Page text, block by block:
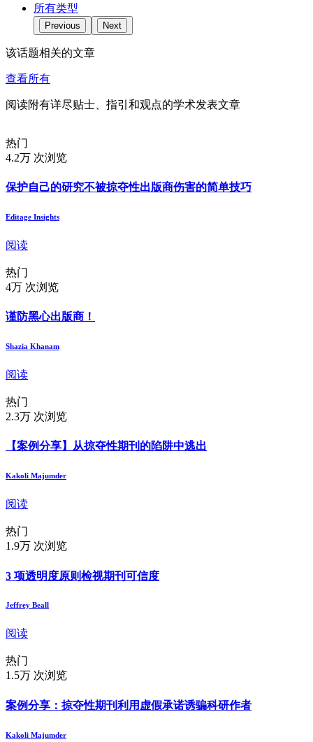
所有类型
Previous Next
该话题相关的文章
查看所有
阅读附有详尽贴士、指引和观点的学术发表文章
热门
4.2万 次浏览
保护自己的研究不被掠夺性出版商伤害的简单技巧
Editage Insights
阅读
热门
4万 次浏览
谨防黑心出版商！
Shazia Khanam
阅读
热门
2.3万 次浏览
【案例分享】从掠夺性期刊的陷阱中逃出
Kakoli Majumder
阅读
热门
1.9万 次浏览
3 项透明度原则检视期刊可信度
Jeffrey Beall
阅读
热门
1.5万 次浏览
案例分享：掠夺性期刊利用虚假承诺诱骗科研作者
Kakoli Majumder